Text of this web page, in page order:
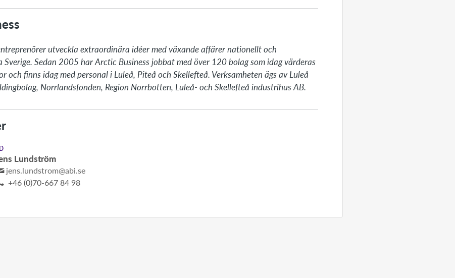
utveckla extraordinära idéer med växande affärer nationellt och
Sedan 2005 har Arctic Business jobbat med över 120 bolag som idag värderas
och finns idag med personal i Luleå, Piteå och Skellefteå. Verksamheten ägs av Luleå
Norrlandsfonden, Region Norrbotten, Luleå- och Skellefteå industrihus AB.
Lundström
jens.lundstrom@abi.se
+46 (0)70-667 84 98